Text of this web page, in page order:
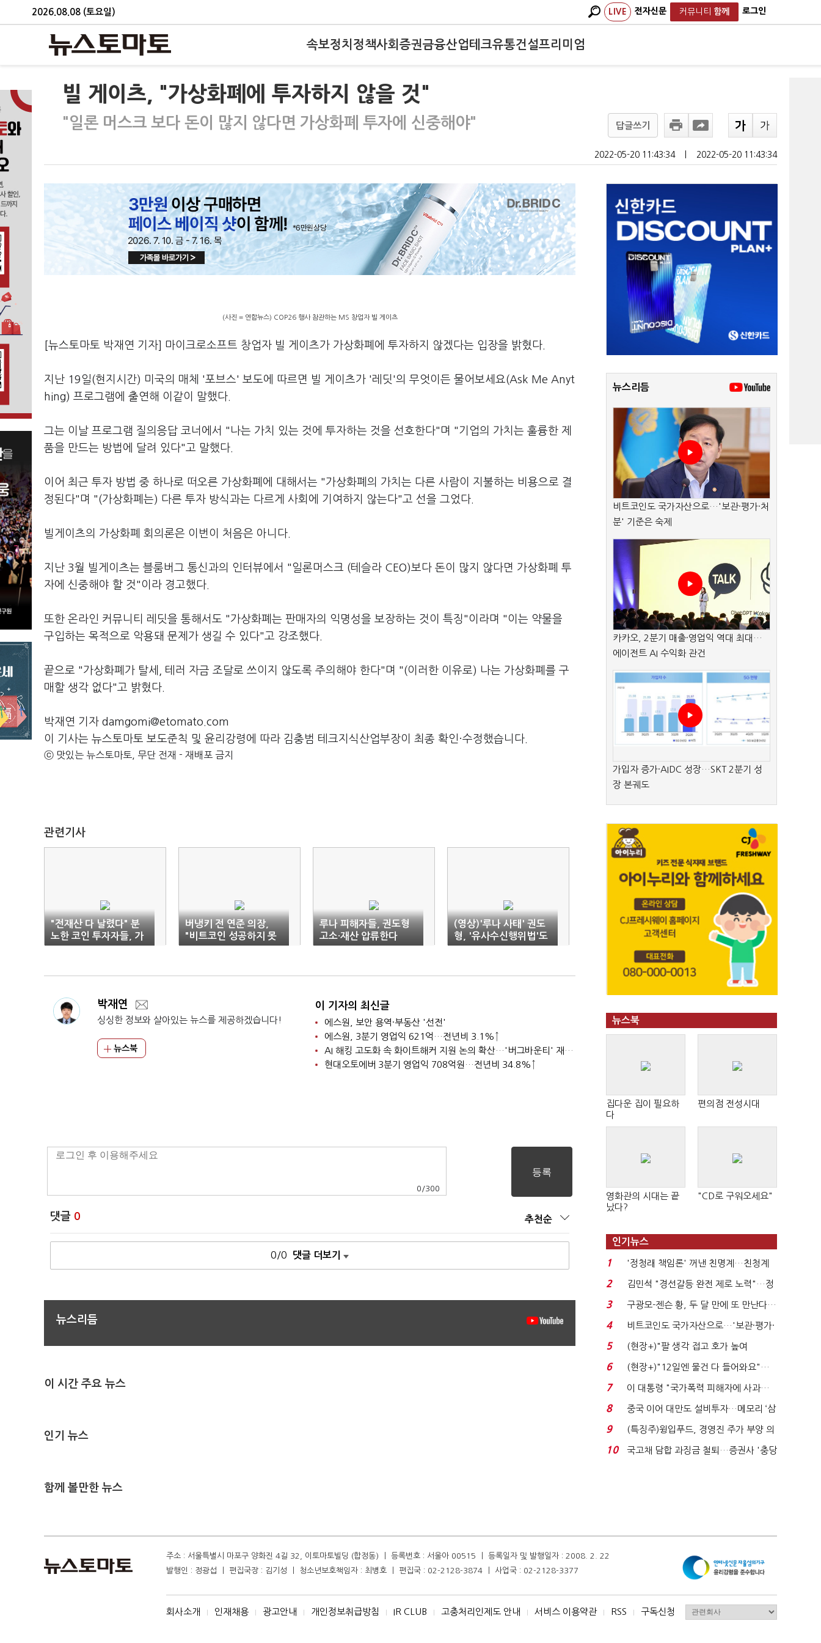
2026.08.08 (토요일) LIVE 전자신문 커뮤니티 함께 로그인
속보정치 정책사회 증권금융산업테크유통건설프리미엄
빌 게이츠, "가상화폐에 투자하지 않을 것"
"일론 머스크 보다 돈이 많지 않다면 가상화폐 투자에 신중해야" 답글쓰기
2022-05-20 11:43:34 2022-05-20 11:43:34
(사진 = 연합뉴스) COP26 행사 참관하는 MS 창업자 빌 게이츠
[뉴스토마토 박재연 기자] 마이크로소프트 창업자 빌 게이츠가 가상화폐에 투자하지 않겠다는 입장을 밝혔다.
지난 19일(현지시간) 미국의 매체 '포브스' 보도에 따르면 빌 게이츠가 '레딧'의 무엇이든 물어보세요(Ask Me Anyt
hing) 프로그램에 출연해 이같이 말했다.
그는 이날 프로그램 질의응답 코너에서 "나는 가치 있는 것에 투자하는 것을 선호한다"며 "기업의 가치는 훌륭한 제
품을 만드는 방법에 달려 있다"고 말했다.
이어 최근 투자 방법 중 하나로 떠오른 가상화폐에 대해서는 "가상화폐의 가치는 다른 사람이 지불하는 비용으로 결
정된다"며 "(가상화폐는) 다른 투자 방식과는 다르게 사회에 기여하지 않는다"고 선을 그었다.
빌게이츠의 가상화폐 회의론은 이번이 처음은 아니다.
지난 3월 빌게이츠는 블룸버그 통신과의 인터뷰에서 "일론머스크 (테슬라 CEO)보다 돈이 많지 않다면 가상화폐 투
자에 신중해야 할 것"이라 경고했다.
또한 온라인 커뮤니티 레딧을 통해서도 "가상화폐는 판매자의 익명성을 보장하는 것이 특징"이라며 "이는 약물을
구입하는 목적으로 악용돼 문제가 생길 수 있다"고 강조했다.
끝으로 "가상화폐가 탈세, 테러 자금 조달로 쓰이지 않도록 주의해야 한다"며 "(이러한 이유로) 나는 가상화폐를 구
매할 생각 없다"고 밝혔다.
박재연 기자 damgomi@etomato.com
이 기사는 뉴스토마토 보도준칙 및 윤리강령에 따라 김충범 테크지식산업부장이 최종 확인·수정했습니다.
ⓒ 맛있는 뉴스토마토, 무단 전재 - 재배포 금지
관련기사
"전재산 다 날렸다" 분
노한 코인 투자자들, 가
상자산 전망은?
버냉키 전 연준 의장,
"비트코인 성공하지 못
할 것"
루나 피해자들, 권도형
고소·재산 압류한다
(영상)'루나 사태' 권도
형, '유사수신행위법'도
적용 될까?
박재연
싱싱한 정보와 살아있는 뉴스를 제공하겠습니다!
뉴스북
이 기자의 최신글
에스원, 보안 용역·부동산 '선전'
에스원, 3분기 영업익 621억…전년비 3.1%↑
AI 해킹 고도화 속 화이트해커 지원 논의 확산…'버그바운티' 재조명
현대오토에버 3분기 영업익 708억원…전년비 34.8%↑
0 /300
댓글 0 추천순
0/0 댓글 더보기
뉴스리듬
이 시간 주요 뉴스
인기 뉴스
함께 볼만한 뉴스
뉴스리듬
비트코인도 국가자산으로…'보관·평가·처
분' 기준은 숙제
카카오, 2분기 매출·영업익 역대 최대…
에이전트 AI 수익화 관건
가입자 증가·AIDC 성장…SKT 2분기 성
장 본궤도
뉴스북
집다운 집이 필요하
다
편의점 전성시대
영화관의 시대는 끝
났다?
"CD로 구워오세요"
인기뉴스
1
'정청래 책임론' 꺼낸 친명계…친청계
는 추가투표 때리기...
2
김민석 "경선갈등 완전 제로 노력"…정
청래 "반명 공세 사...
3
구광모-젠슨 황, 두 달 만에 또 만난다…
로봇·AI 등 논...
4
비트코인도 국가자산으로…'보관·평가·
처분' 기준은 ...
5
(현장+)"팔 생각 접고 호가 높여
요"…'덜 똘똘한 한 채' 20...
6
(현장+)"12일엔 물건 다 들어와요"…
빈 매대 채우며 문 연 ...
7
이 대통령 "국가폭력 피해자에 사과…
적극적 조사로 진...
8
중국 이어 대만도 설비투자…메모리 ‘삼
국전쟁’
9
(특징주)윙입푸드, 경영진 주가 부양 의
지에 상한가...
10
국고채 담합 과징금 철퇴…증권사 '충당
주소 : 서울특별시 마포구 양화진 4길 32, 이토마토빌딩 (합정동) ㅣ 등록번호 : 서울아 00515 ㅣ 등록일자 및 발행일자 : 2008. 2. 22
발행인 : 정광섭 ㅣ 편집국장 : 김기성 ㅣ 청소년보호책임자 : 최병호 ㅣ 편집국 : 02-2128-3874 ㅣ 사업국 : 02-2128-3377
회사소개 I 인재채용 I 광고안내 I 개인정보취급방침 I IR CLUB I 고충처리인제도 안내 I 서비스 이용약관 I RSS I 구독신청